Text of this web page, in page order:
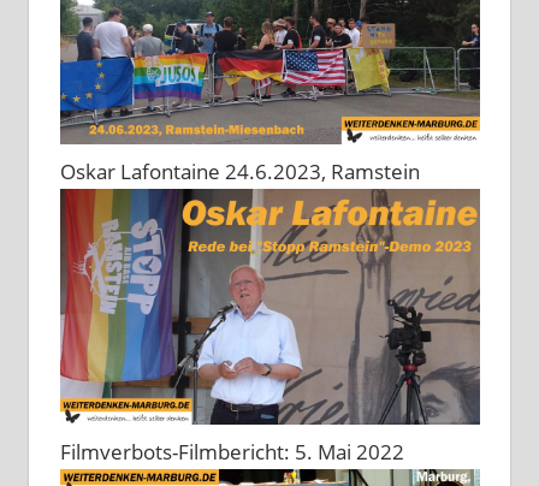
Oskar Lafontaine 24.6.2023, Ramstein
Filmverbots-Filmbericht: 5. Mai 2022